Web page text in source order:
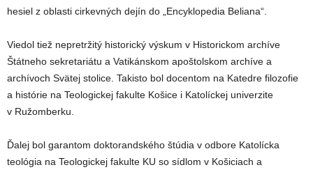
hesiel z oblasti cirkevných dejín do „Encyklopedia Beliana“.
Viedol tiež nepretržitý historický výskum v Historickom archíve
Štátneho sekretariátu a Vatikánskom apoštolskom archíve a
archívoch Svätej stolice. Takisto bol docentom na Katedre filozofie
a histórie na Teologickej fakulte Košice i Katolíckej univerzite
v Ružomberku.
Ďalej bol garantom doktorandského štúdia v odbore Katolícka
teológia na Teologickej fakulte KU so sídlom v Košiciach a